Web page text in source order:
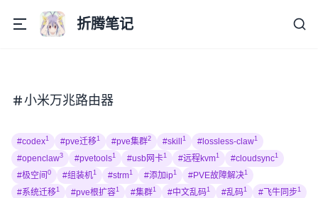
折腾笔记
小米万兆路由器
#codex1 #pve迁移1 #pve集群2 #skill 1 #lossless-claw1
#openclaw3 #pvetools1 #usb网卡1 #远程kvm1 #cloudsync1
#极空间 0 #组装机1 #strm1 #添加ip1 #PVE故障解决1
#系统迁移1 #pve根扩容1 #集群1 #中文乱码1 #乱码1 #飞牛同步1